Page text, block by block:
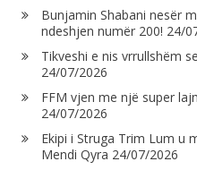
Bunjamin Shabani nesër
ndeshjen numër 200! 24/
Tikveshi e nis vrrullshëm
24/07/2026
FFM vjen me një super
24/07/2026
Ekipi i Struga Trim Lum u
Mendi Qyra 24/07/2026